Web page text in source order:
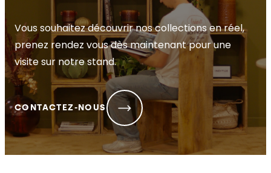
Vous souhaitez découvrir nos collections en réel,
prenez rendez vous dès maintenant pour une
visite sur notre stand.
CONTACTEZ-NOUS